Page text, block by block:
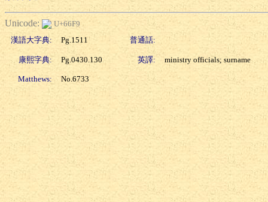
Unicode:
U+66F9
漢語大字典:
Pg.1511 普通話:
康熙字典: Pg.0430.130 英譯: ministry officials; surname
Matthews: No.6733